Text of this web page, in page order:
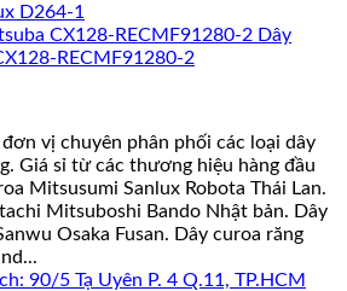
D264-1
Dây
RECMF91280-2
đơn vị chuyên phân phối các loại dây
Giá sỉ từ các thương hiệu hàng đầu
Mitsusumi Sanlux Robota Thái Lan.
Mitsuboshi Bando Nhật bản. Dây
Osaka Fusan. Dây curoa răng
90/5 Tạ Uyên P. 4 Q.11, TP.HCM